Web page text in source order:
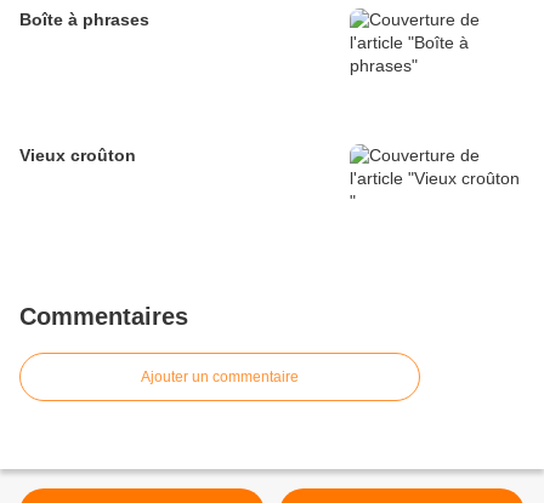
Boîte à phrases
Vieux croûton
Commentaires
Ajouter un commentaire